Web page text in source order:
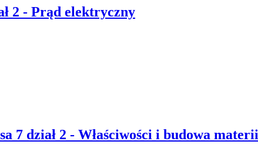
2 - Prąd elektryczny
7 dział 2 - Właściwości i budowa